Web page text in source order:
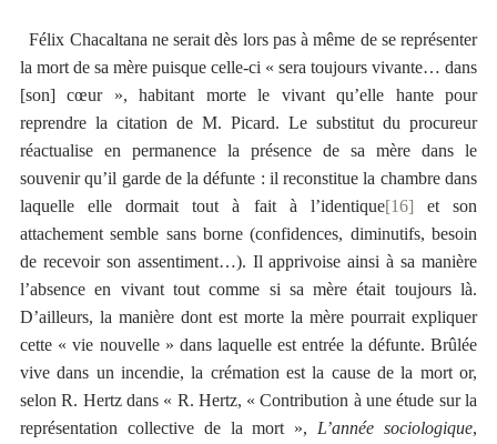
Félix Chacaltana ne serait dès lors pas à même de se représenter
la mort de sa mère puisque celle-ci « sera toujours vivante… dans
[son] cœur », habitant morte le vivant qu’elle hante pour
reprendre la citation de M. Picard. Le substitut du procureur
réactualise en permanence la présence de sa mère dans le
souvenir qu’il garde de la défunte : il reconstitue la chambre dans
laquelle elle dormait tout à fait à l’identique[16] et son
attachement semble sans borne (confidences, diminutifs, besoin
de recevoir son assentiment…). Il apprivoise ainsi à sa manière
l’absence en vivant tout comme si sa mère était toujours là.
D’ailleurs, la manière dont est morte la mère pourrait expliquer
cette « vie nouvelle » dans laquelle est entrée la défunte. Brûlée
vive dans un incendie, la crémation est la cause de la mort or,
selon R. Hertz dans « R. Hertz, « Contribution à une étude sur la
représentation collective de la mort », L’année sociologique,